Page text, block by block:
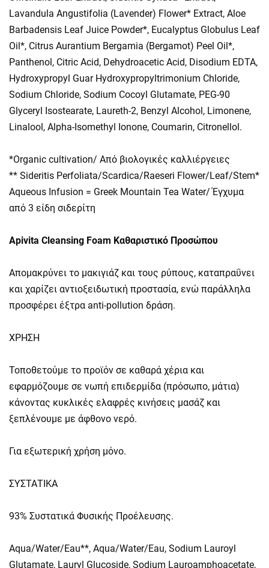
Lavandula Angustifolia (Lavender) Flower* Extract, Aloe
Barbadensis Leaf Juice Powder*, Eucalyptus Globulus Leaf
Oil*, Citrus Aurantium Bergamia (Bergamot) Peel Oil*,
Panthenol, Citric Acid, Dehydroacetic Acid, Disodium EDTA,
Hydroxypropyl Guar Hydroxypropyltrimonium Chloride,
Sodium Chloride, Sodium Cocoyl Glutamate, PEG-90
Glyceryl Isostearate, Laureth-2, Benzyl Alcohol, Limonene,
Linalool, Alpha-Isomethyl Ionone, Coumarin, Citronellol.
*Organic cultivation/ Από βιολογικές καλλιέργειες
** Sideritis Perfoliata/Scardica/Raeseri Flower/Leaf/Stem*
Aqueous Infusion = Greek Mountain Tea Water/ Έγχυμα
από 3 είδη σιδερίτη
Apivita Cleansing Foam Καθαριστικό Προσώπου
Aπομακρύνει το μακιγιάζ και τους ρύπους, καταπραΰνει
και χαρίζει αντιοξειδωτική προστασία, ενώ παράλληλα
προσφέρει έξτρα anti-pollution δράση.
ΧΡΗΣΗ
Τοποθετούμε το προϊόν σε καθαρά χέρια και
εφαρμόζουμε σε νωπή επιδερμίδα (πρόσωπο, μάτια)
κάνοντας κυκλικές ελαφρές κινήσεις μασάζ και
ξεπλένουμε με άφθονο νερό.
Για εξωτερική χρήση μόνο.
ΣΥΣΤΑΤΙΚΑ
93% Συστατικά Φυσικής Προέλευσης.
Aqua/Water/Eau**, Aqua/Water/Eau, Sodium Lauroyl
Glutamate, Lauryl Glucoside, Sodium Lauroamphoacetate,